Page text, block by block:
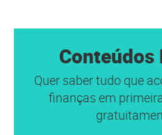
Conteúdos
Quer saber tudo que
finanças em